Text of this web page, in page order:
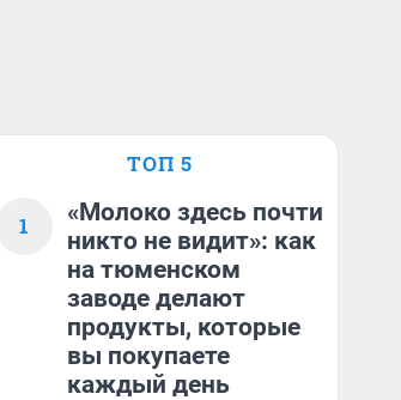
ТОП 5
1
«Молоко здесь почти
никто не видит»: как
на тюменском
заводе делают
продукты, которые
вы покупаете
каждый день